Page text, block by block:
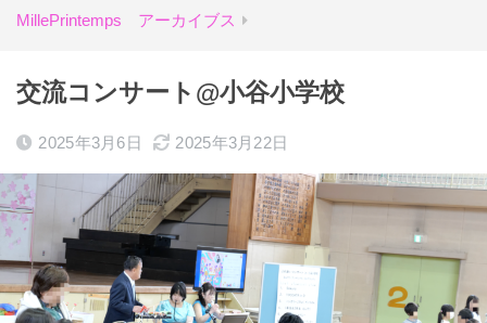
MillePrintemps アーカイブス
交流コンサート@小谷小学校
2025年3月6日 2025年3月22日